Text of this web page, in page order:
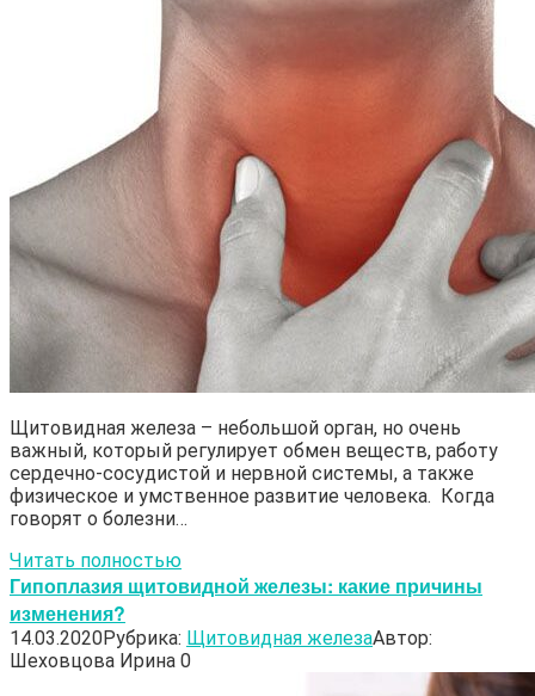
Щитовидная железа – небольшой орган, но очень
важный, который регулирует обмен веществ, работу
сердечно-сосудистой и нервной системы, а также
физическое и умственное развитие человека. Когда
говорят о болезни…
Читать полностью
Гипоплазия щитовидной железы: какие причины
изменения?
14.03.2020Рубрика: Щитовидная железаАвтор:
Шеховцова Ирина 0